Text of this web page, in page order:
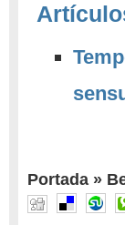
Portada »